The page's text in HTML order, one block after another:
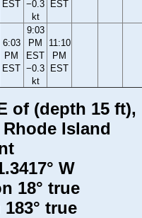
EST −0.3
kt
EST
6:03
PM
EST
9:03
PM
EST
−0.3
kt
11:10
PM
EST
of (depth 15 ft),
Island
W
18° true
true